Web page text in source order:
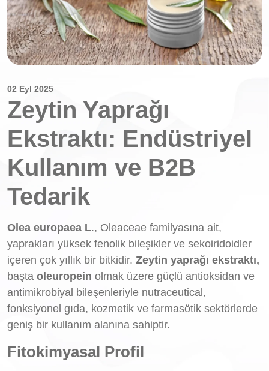
02 Eyl 2025
Zeytin Yaprağı
Ekstraktı: Endüstriyel
Kullanım ve B2B
Tedarik
Olea europaea L., Oleaceae familyasına ait,
yaprakları yüksek fenolik bileşikler ve sekoiridoidler
içeren çok yıllık bir bitkidir. Zeytin yaprağı ekstraktı,
başta oleuropein olmak üzere güçlü antioksidan ve
antimikrobiyal bileşenleriyle nutraceutical,
fonksiyonel gıda, kozmetik ve farmasötik sektörlerde
geniş bir kullanım alanına sahiptir.
Fitokimyasal Profil